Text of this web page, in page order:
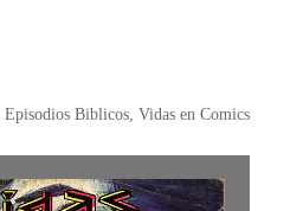
Episodios Biblicos, Vidas en Comics